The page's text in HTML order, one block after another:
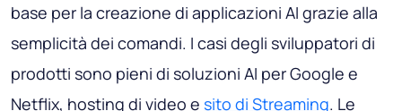
base per la creazione di applicazioni AI grazie alla
semplicità dei comandi. I casi degli sviluppatori di
prodotti sono pieni di soluzioni AI per Google e
Netflix, hosting di video e sito di Streaming. Le